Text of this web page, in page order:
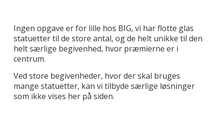
Ingen opgave er for lille hos BIG, vi har flotte glas
statuetter til de store antal, og de helt unikke til den
helt særlige begivenhed, hvor præmierne er i
centrum.
Ved store begivenheder, hvor der skal bruges
mange statuetter, kan vi tilbyde særlige løsninger
som ikke vises her på siden.